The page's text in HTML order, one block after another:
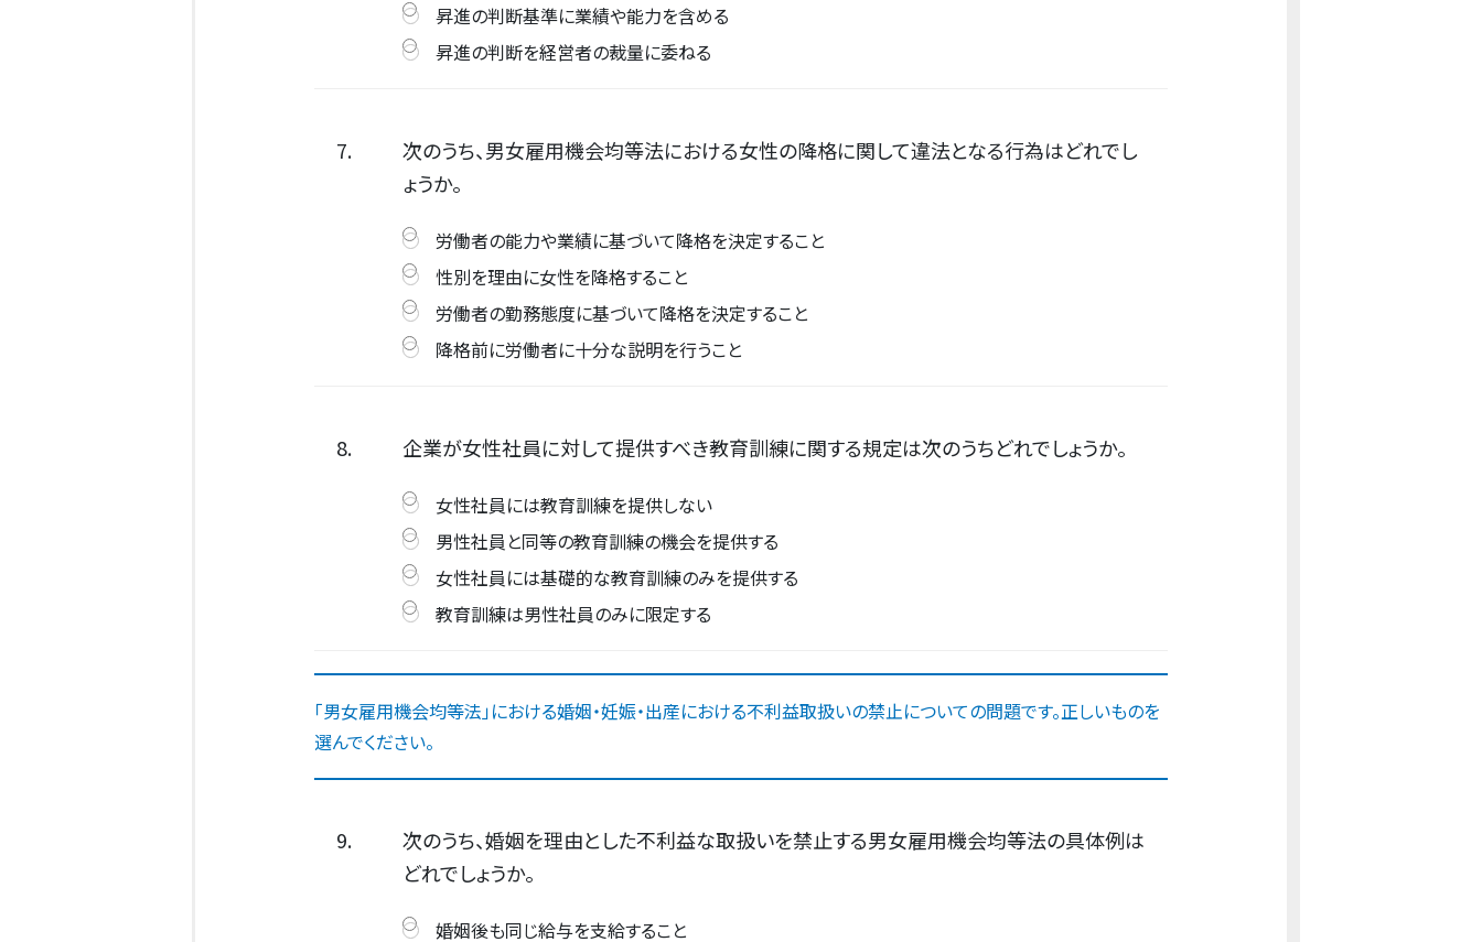
昇進の判断基準に業績や能力を含める
昇進の判断を経営者の裁量に委ねる
7.
次のうち、男女雇用機会均等法における女性の降格に関して違法となる行為はどれでし
ょうか。
労働者の能力や業績に基づいて降格を決定すること
性別を理由に女性を降格すること
労働者の勤務態度に基づいて降格を決定すること
降格前に労働者に十分な説明を行うこと
8. 企業が女性社員に対して提供すべき教育訓練に関する規定は次のうちどれでしょうか。
女性社員には教育訓練を提供しない
男性社員と同等の教育訓練の機会を提供する
女性社員には基礎的な教育訓練のみを提供する
教育訓練は男性社員のみに限定する
「男女雇用機会均等法」における婚姻・妊娠・出産における不利益取扱いの禁止についての問題です。正しいものを
選んでください。
9.
次のうち、婚姻を理由とした不利益な取扱いを禁止する男女雇用機会均等法の具体例は
どれでしょうか。
婚姻後も同じ給与を支給すること